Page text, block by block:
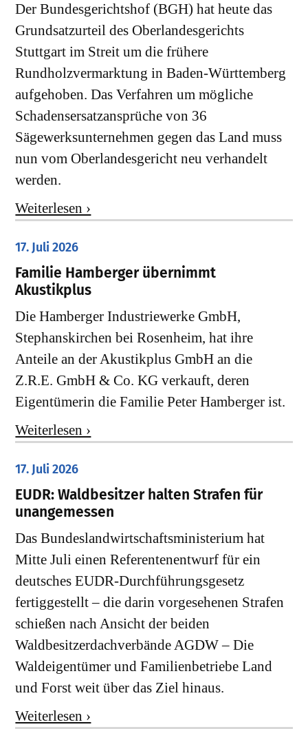
Der Bundesgerichtshof (BGH) hat heute das
Grundsatzurteil des Oberlandesgerichts
Stuttgart im Streit um die frühere
Rundholzvermarktung in Baden-Württemberg
aufgehoben. Das Verfahren um mögliche
Schadensersatzansprüche von 36
Sägewerksunternehmen gegen das Land muss
nun vom Oberlandesgericht neu verhandelt
werden.
Weiterlesen ›
17. Juli 2026
Familie Hamberger übernimmt
Akustikplus
Die Hamberger Industriewerke GmbH,
Stephanskirchen bei Rosenheim, hat ihre
Anteile an der Akustikplus GmbH an die
Z.R.E. GmbH & Co. KG verkauft, deren
Eigentümerin die Familie Peter Hamberger ist.
Weiterlesen ›
17. Juli 2026
EUDR: Waldbesitzer halten Strafen für
unangemessen
Das Bundeslandwirtschaftsministerium hat
Mitte Juli einen Referentenentwurf für ein
deutsches EUDR-Durchführungsgesetz
fertiggestellt – die darin vorgesehenen Strafen
schießen nach Ansicht der beiden
Waldbesitzerdachverbände AGDW – Die
Waldeigentümer und Familienbetriebe Land
und Forst weit über das Ziel hinaus.
Weiterlesen ›